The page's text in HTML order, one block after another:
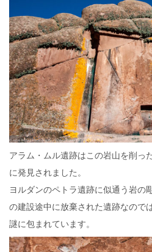
アラム・ムル遺跡はこの岩山を削っ
に発見されました。
ヨルダンのペトラ遺跡に似通う岩の
の建設途中に放棄された遺跡なので
謎に包まれています。